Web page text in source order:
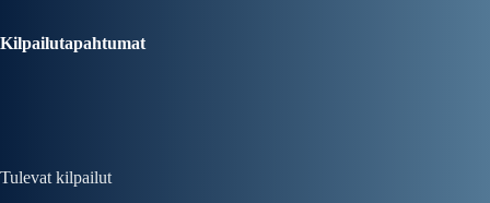
Kilpailutapahtumat
Tulevat kilpailut